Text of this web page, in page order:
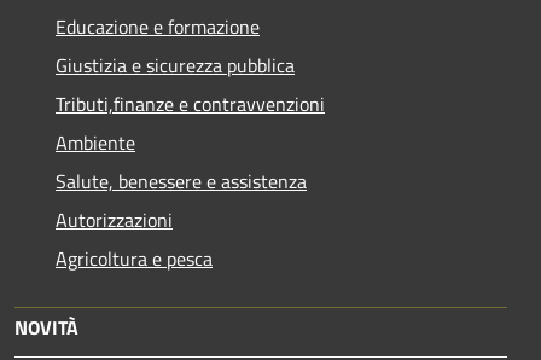
Educazione e formazione
Giustizia e sicurezza pubblica
Tributi,finanze e contravvenzioni
Ambiente
Salute, benessere e assistenza
Autorizzazioni
Agricoltura e pesca
NOVITÀ